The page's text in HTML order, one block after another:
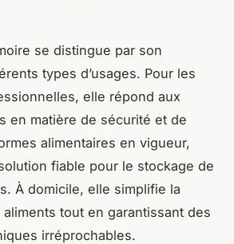
se distingue par son
types d’usages. Pour les
elle répond aux
en matière de sécurité et de
alimentaires en vigueur,
fiable pour le stockage de
À domicile, elle simplifie la
tout en garantissant des
irréprochables.